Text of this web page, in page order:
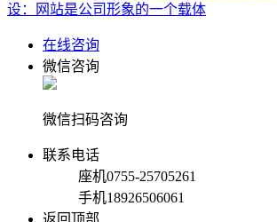
设：网站是公司形象的一个载体
在线咨询
微信咨询
微信扫码咨询
联系电话
座机0755-25705261
手机18926506061
返回顶部